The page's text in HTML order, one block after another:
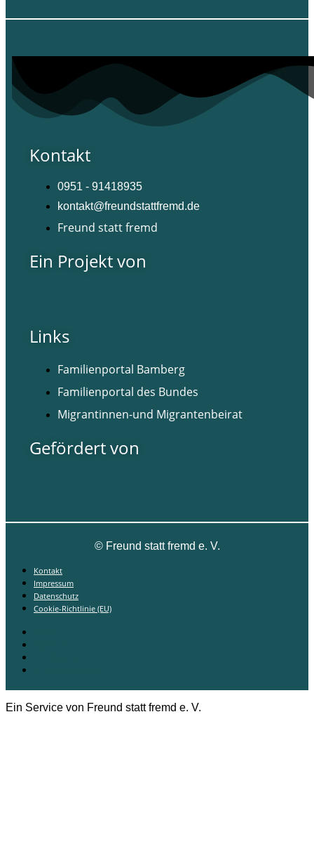
Kontakt
0951 - 91418935
kontakt@freundstattfremd.de
Freund statt fremd
Ein Projekt von
Links
Familienportal Bamberg
Familienportal des Bundes
Migrantinnen-und Migrantenbeirat
Gefördert von
©Freund statt fremd e. V.
Kontakt
Impressum
Datenschutz
Cookie-Richtlinie (EU)
Ein Service von Freund statt fremd e. V.